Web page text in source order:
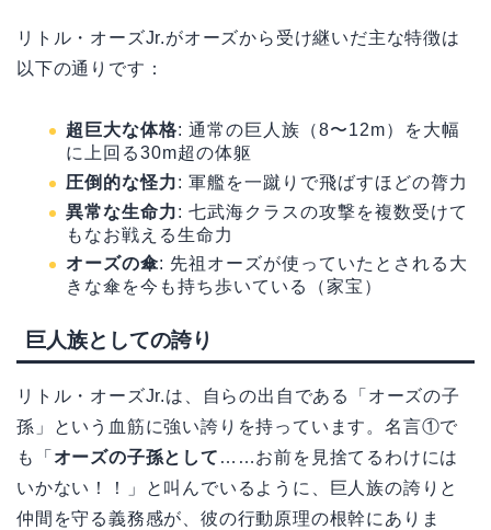
リトル・オーズJr.がオーズから受け継いだ主な特徴は
以下の通りです：
超巨大な体格: 通常の巨人族（8〜12m）を大幅
に上回る30m超の体躯
圧倒的な怪力: 軍艦を一蹴りで飛ばすほどの膂力
異常な生命力: 七武海クラスの攻撃を複数受けて
もなお戦える生命力
オーズの傘: 先祖オーズが使っていたとされる大
きな傘を今も持ち歩いている（家宝）
巨人族としての誇り
リトル・オーズJr.は、自らの出自である「オーズの子
孫」という血筋に強い誇りを持っています。名言①で
も「 オーズの子孫として ……お前を見捨てるわけには
いかない！！」と叫んでいるように、巨人族の誇りと
仲間を守る義務感が、彼の行動原理の根幹にありま